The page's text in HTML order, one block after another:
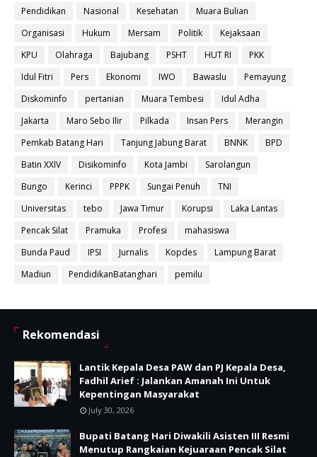
Pendidikan
Nasional Kesehatan
Muara Bulian
Organisasi
Hukum Mersam Politik
Kejaksaan
KPU
Olahraga Bajubang PSHT HUT RI
PKK
Idul Fitri
Pers Ekonomi IWO Bawaslu
Pemayung
Diskominfo
pertanian Muara Tembesi
Idul Adha
Jakarta
Maro Sebo Ilir Pilkada Insan Pers
Merangin
Pemkab Batang Hari
Tanjung Jabung Barat BNNK
BPD
Batin XXIV
Disikominfo Kota Jambi
Sarolangun
Bungo
Kerinci PPPK Sungai Penuh
TNI
Universitas
tebo Jawa Timur Korupsi
Laka Lantas
Pencak Silat
Pramuka Profesi
mahasiswa
Bunda Paud
IPSI Jurnalis Kopdes
Lampung Barat
Madiun
PendidikanBatanghari pemilu
Rekomendasi
Lantik Kepala Desa PAW dan PJ Kepala Desa,
Fadhil Arief : Jalankan Amanah Ini Untuk
Kepentingan Masyarakat
July 30, 2026
Bupati Batang Hari Diwakili Asisten III Resmi
Menutup Rangkaian Kejuaraan Pencak Silat